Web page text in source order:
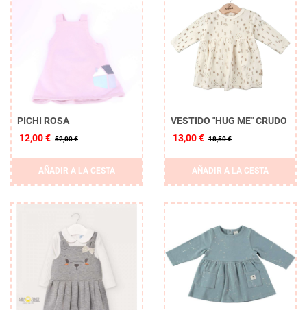
PICHI ROSA
12,00 € 52,00 €
AÑADIR A LA CESTA
VESTIDO "HUG ME" CRUDO
13,00 € 18,50 €
AÑADIR A LA CESTA